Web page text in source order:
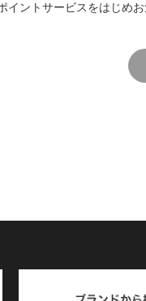
イントサービスをはじめ